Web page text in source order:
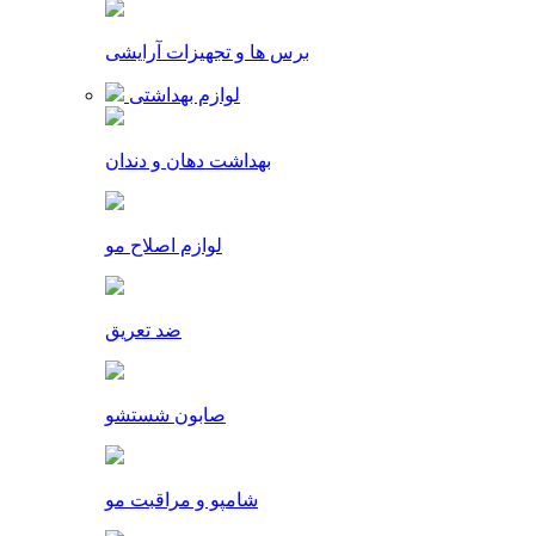
برس ها و تجهیزات آرایشی
لوازم بهداشتی
بهداشت دهان و دندان
لوازم اصلاح مو
ضد تعریق
صابون شستشو
شامپو و مراقبت مو